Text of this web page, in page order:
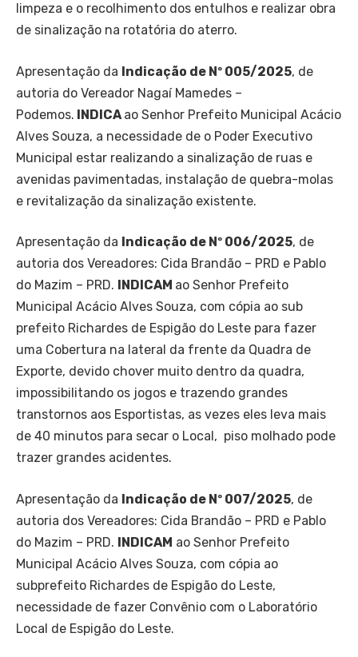
limpeza e o recolhimento dos entulhos e realizar obra
de sinalização na rotatória do aterro.
Apresentação da Indicação de Nº 005/2025, de
autoria do Vereador Nagaí Mamedes –
Podemos. INDICA ao Senhor Prefeito Municipal Acácio
Alves Souza, a necessidade de o Poder Executivo
Municipal estar realizando a sinalização de ruas e
avenidas pavimentadas, instalação de quebra-molas
e revitalização da sinalização existente.
Apresentação da Indicação de Nº 006/2025, de
autoria dos Vereadores: Cida Brandão – PRD e Pablo
do Mazim – PRD. INDICAM ao Senhor Prefeito
Municipal Acácio Alves Souza, com cópia ao sub
prefeito Richardes de Espigão do Leste para fazer
uma Cobertura na lateral da frente da Quadra de
Exporte, devido chover muito dentro da quadra,
impossibilitando os jogos e trazendo grandes
transtornos aos Esportistas, as vezes eles leva mais
de 40 minutos para secar o Local, piso molhado pode
trazer grandes acidentes.
Apresentação da Indicação de Nº 007/2025, de
autoria dos Vereadores: Cida Brandão – PRD e Pablo
do Mazim – PRD. INDICAM ao Senhor Prefeito
Municipal Acácio Alves Souza, com cópia ao
subprefeito Richardes de Espigão do Leste,
necessidade de fazer Convênio com o Laboratório
Local de Espigão do Leste.